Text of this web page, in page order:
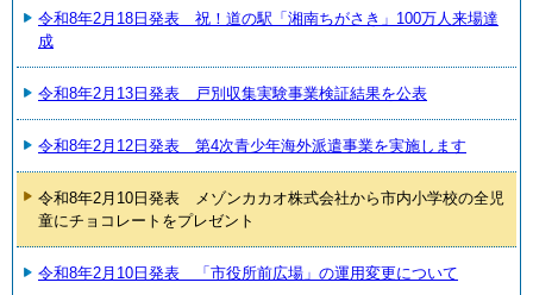
令和8年2月18日発表 祝！道の駅「湘南ちがさき」100万人来場達
成
令和8年2月13日発表 戸別収集実験事業検証結果を公表
令和8年2月12日発表 第4次青少年海外派遣事業を実施します
令和8年2月10日発表 メゾンカカオ株式会社から市内小学校の全児
童にチョコレートをプレゼント
令和8年2月10日発表 「市役所前広場」の運用変更について